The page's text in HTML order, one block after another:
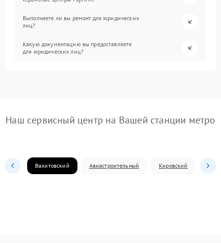
Выполняете ли вы ремонт для юридических
лиц?
Какую документацию вы предоставляете
для юридических лиц?
Наш сервисный центр на Вашей станции метро
Вахитовский Авиастроительный Кировский